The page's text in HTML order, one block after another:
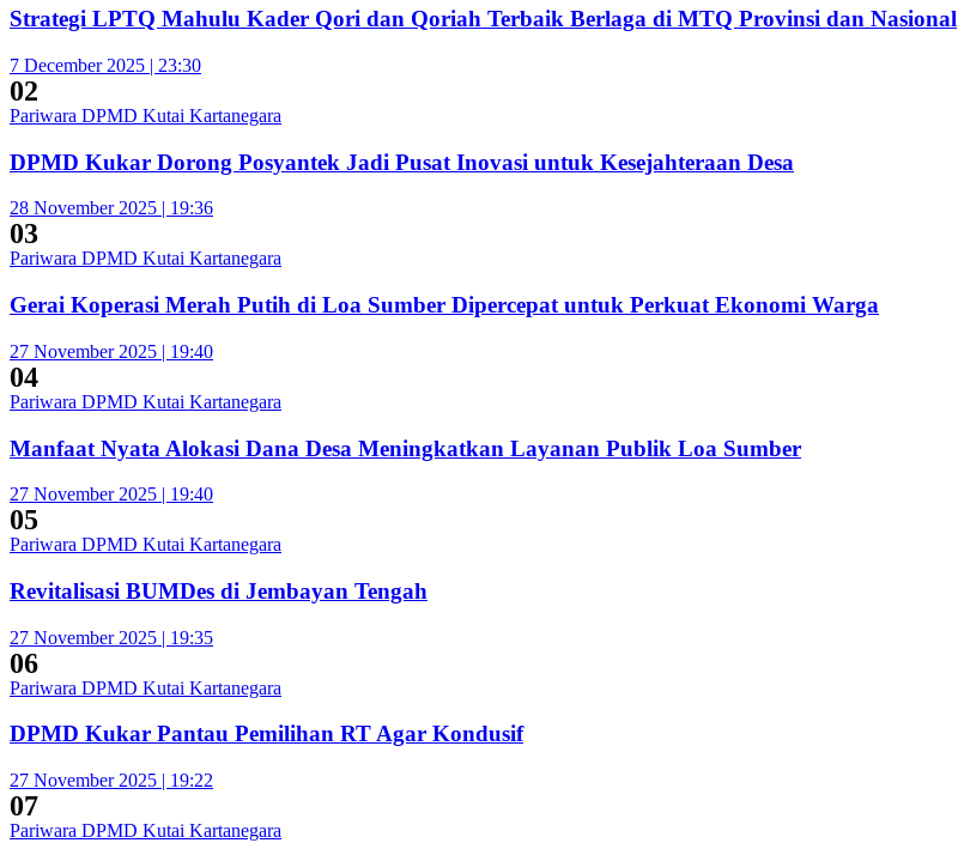
Strategi LPTQ Mahulu Kader Qori dan Qoriah Terbaik Berlaga di MTQ Provinsi dan Nasional
7 December 2025 | 23:30
02
Pariwara DPMD Kutai Kartanegara
DPMD Kukar Dorong Posyantek Jadi Pusat Inovasi untuk Kesejahteraan Desa
28 November 2025 | 19:36
03
Pariwara DPMD Kutai Kartanegara
Gerai Koperasi Merah Putih di Loa Sumber Dipercepat untuk Perkuat Ekonomi Warga
27 November 2025 | 19:40
04
Pariwara DPMD Kutai Kartanegara
Manfaat Nyata Alokasi Dana Desa Meningkatkan Layanan Publik Loa Sumber
27 November 2025 | 19:40
05
Pariwara DPMD Kutai Kartanegara
Revitalisasi BUMDes di Jembayan Tengah
27 November 2025 | 19:35
06
Pariwara DPMD Kutai Kartanegara
DPMD Kukar Pantau Pemilihan RT Agar Kondusif
27 November 2025 | 19:22
07
Pariwara DPMD Kutai Kartanegara